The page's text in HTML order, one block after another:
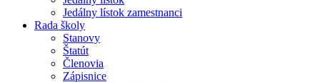
Jedálny lístok zamestnanci
Rada školy
Stanovy
Štatút
Členovia
Zápisnice